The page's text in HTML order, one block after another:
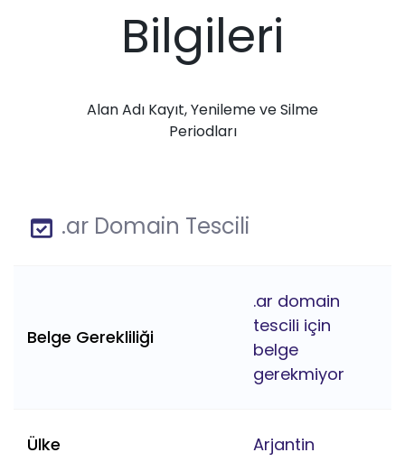
Bilgileri
Alan Adı Kayıt, Yenileme ve Silme
Periodları
.ar Domain Tescili
Belge Gerekliliği
.ar domain
tescili için
belge
gerekmiyor
Ülke Arjantin